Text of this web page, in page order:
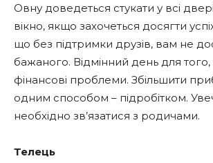
Овну доведеться стукати у всі двері
вікно, якщо захочеться досягти
що без підтримки друзів, вам не
бажаного. Відмінний день для
фінансові проблеми. Збільшити
одним способом – підробітком.
необхідно зв’язатися з родичами.
Телець